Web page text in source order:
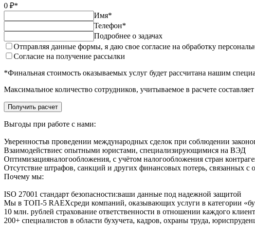
0 ₽*
Имя*
Телефон*
Подробнее о задачах
Отправляя данные формы, я даю свое согласие на обработку
Согласие на получение рассылки
*Финальная стоимость оказываемых услуг будет рассчитана нашим
Максимальное количество сотрудников, учитываемое в расчете
Получить расчет
Выгоды при работе с нами:
Уверенностьв проведении международных сделок при соблюдении
Взаимодействиес опытными юристами, специализирующимися на ВЭД
Оптимизацияналогообложения, с учётом налогообложения стран
Отсутствие штрафов, санкций и других финансовых потерь, связанных
Почему мы:
ISO 27001 стандарт безопасности:ваши данные под надежной защитой
Мы в ТОП-5 RAEXсреди компаний, оказывающих услуги в категории
10 млн. рублей страхование ответственности в отношении каждого
200+ специалистов в области бухучета, кадров, охраны труда,